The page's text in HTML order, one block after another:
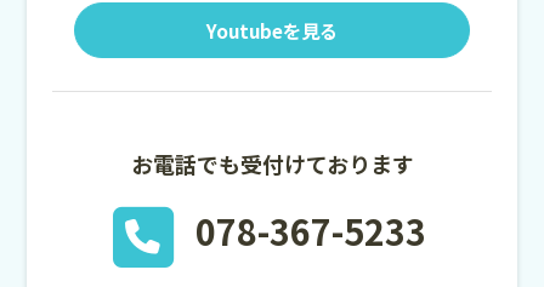
Youtubeを見る
お電話でも受付けております
078-367-5233